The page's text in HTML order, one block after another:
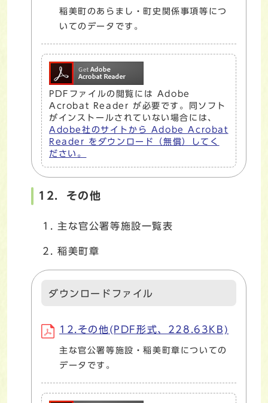
稲美町のあらまし・町史関係事項等につ
いてのデータです。
PDFファイルの閲覧には Adobe
Acrobat Reader が必要です。同ソフト
がインストールされていない場合には、
Adobe社のサイトから Adobe Acrobat
Reader をダウンロード（無償）してく
ださい。
12．その他
主な官公署等施設一覧表
稲美町章
ダウンロードファイル
12.その他(PDF形式、228.63KB)
主な官公署等施設・稲美町章についての
データです。